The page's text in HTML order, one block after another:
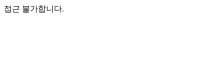
접근 불가합니다.